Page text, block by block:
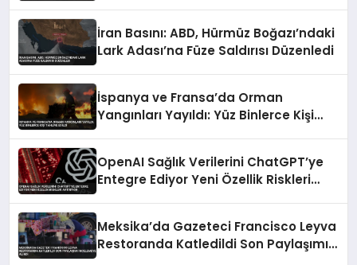
İran Basını: ABD, Hürmüz Boğazı’ndaki
Lark Adası’na Füze Saldırısı Düzenledi
İspanya ve Fransa’da Orman
Yangınları Yayıldı: Yüz Binlerce Kişi
OpenAI Sağlık Verilerini ChatGPT’ye
Entegre Ediyor Yeni Özellik Riskleri
Meksika’da Gazeteci Francisco Leyva
Restoranda Katledildi Son Paylaşımı